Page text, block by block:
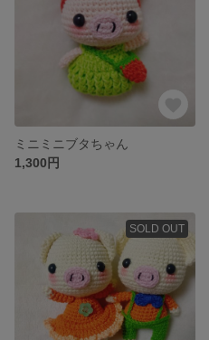
ミニミニブタちゃん
1,300円
SOLD OUT